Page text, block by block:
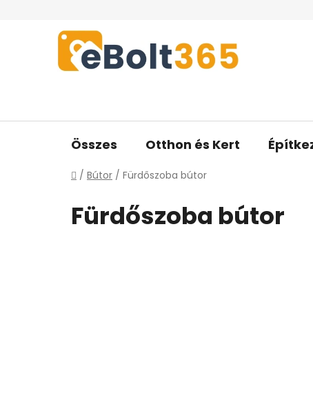
Összes Otthon és Kert
Kezdőlap
/ Bútor / Fürdőszoba bútor
Fürdőszoba bútor